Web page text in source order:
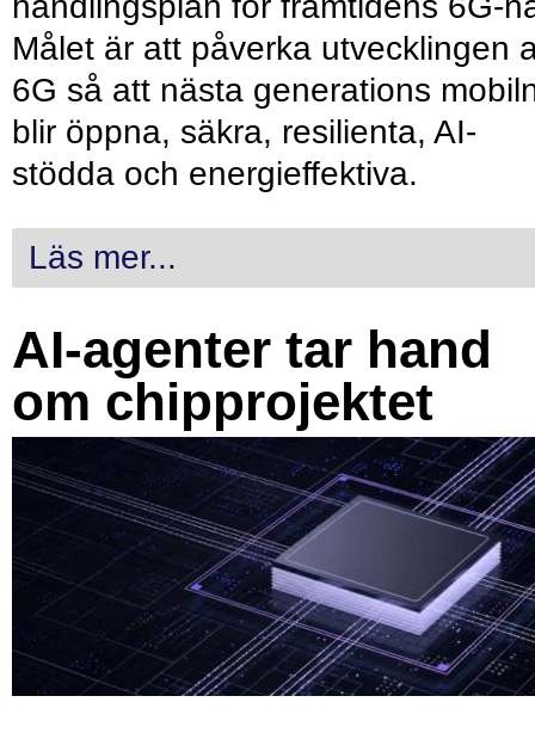
Målet är att påverka utvecklingen
6G så att nästa generations
blir öppna, säkra, resilienta, AI-
stödda och energieffektiva.
Läs mer...
AI-agenter tar hand
om chipprojektet